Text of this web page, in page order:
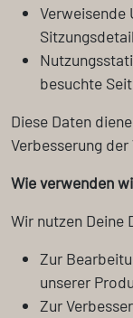
Verweisende
besuchte
Diese Daten
Verbesserung
Wie verwenden
Wir nutzen Deine
Zur
unserer
Zur